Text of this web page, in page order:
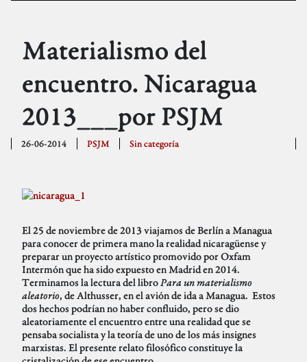
Materialismo del
encuentro. Nicaragua
2013___por PSJM
26-06-2014 PSJM Sin categoría
El 25 de noviembre de 2013 viajamos de Berlín a Managua
para conocer de primera mano la realidad nicaragüense y
preparar un proyecto artístico promovido por Oxfam
Intermón que ha sido expuesto en Madrid en 2014.
Terminamos la lectura del libroPara un materialismo
aleatorio, de Althusser, en el avión de ida a Managua. Estos
dos hechos podrían no haber confluido, pero se dio
aleatoriamente el encuentro entre una realidad que se
pensaba socialista y la teoría de uno de los más insignes
marxistas. El presente relato filosófico constituye la